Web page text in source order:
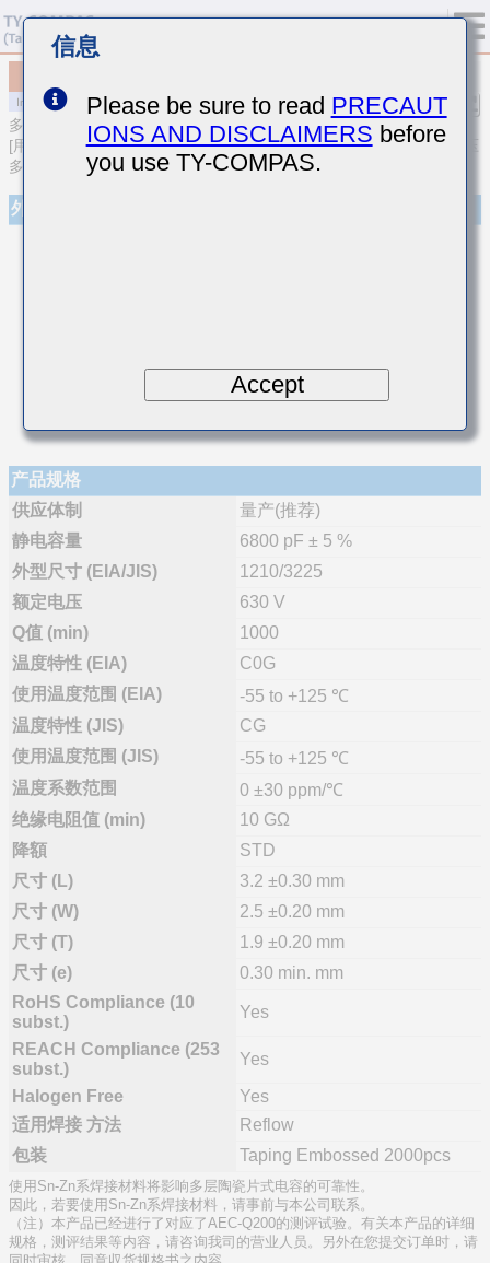
多层陶瓷电容器
[用于汽车车身／信息娱乐及高可靠性 (AEC-Q200 Qualified) 中高耐压
多层陶瓷电容器]
外观
产品规格
供应体制
量产(推荐)
静电容量
6800 pF ± 5 %
外型尺寸 (EIA/JIS)
1210/3225
额定电压
630 V
Q值 (min)
1000
温度特性 (EIA)
C0G
使用温度范围 (EIA)
-55 to +125 ℃
温度特性 (JIS)
CG
使用温度范围 (JIS)
-55 to +125 ℃
温度系数范围
0 ±30 ppm/℃
绝缘电阻值 (min)
10 GΩ
降額
STD
尺寸 (L)
3.2 ±0.30 mm
尺寸 (W)
2.5 ±0.20 mm
尺寸 (T)
1.9 ±0.20 mm
尺寸 (e)
0.30 min. mm
RoHS Compliance (10
subst.)
Yes
REACH Compliance (253
subst.)
Yes
Halogen Free
Yes
适用焊接 方法
Reflow
包装
Taping Embossed 2000pcs
使用Sn-Zn系焊接材料将影响多层陶瓷片式电容的可靠性。
因此，若要使用Sn-Zn系焊接材料，请事前与本公司联系。
（注）本产品已经进行了对应了AEC-Q200的测评试验。有关本产品的详细
规格，测评结果等内容，请咨询我司的营业人员。另外在您提交订单时，请
信息
Please be sure to read PRECAUT
IONS AND DISCLAIMERS before
you use TY-COMPAS.
Accept